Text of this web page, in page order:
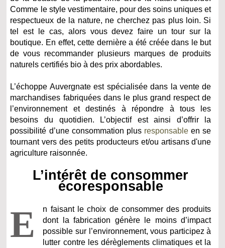
Comme le style vestimentaire, pour des soins uniques et
respectueux de la nature, ne cherchez pas plus loin. Si
tel est le cas, alors vous devez faire un tour sur la
boutique. En effet, cette dernière a été créée dans le but
de vous recommander plusieurs marques de produits
naturels certifiés bio à des prix abordables.
L’échoppe Auvergnate est spécialisée dans la vente de
marchandises fabriquées dans le plus grand respect de
l’environnement et destinés à répondre à tous les
besoins du quotidien. L’objectif est ainsi d’offrir la
possibilité d’une consommation plus responsable en se
tournant vers des petits producteurs et/ou artisans d'une
agriculture raisonnée.
L’intérêt de consommer
écoresponsable
E
n faisant le choix de consommer des produits
dont la fabrication génère le moins d’impact
possible sur l’environnement, vous participez à
lutter contre les dérèglements climatiques et la